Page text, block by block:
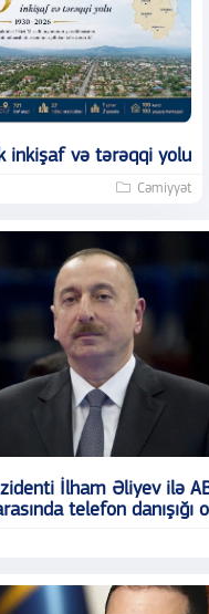
inkişaf və tərəqqi yolu
Cəmiyyət
İlham Əliyev ilə
telefon danışığı